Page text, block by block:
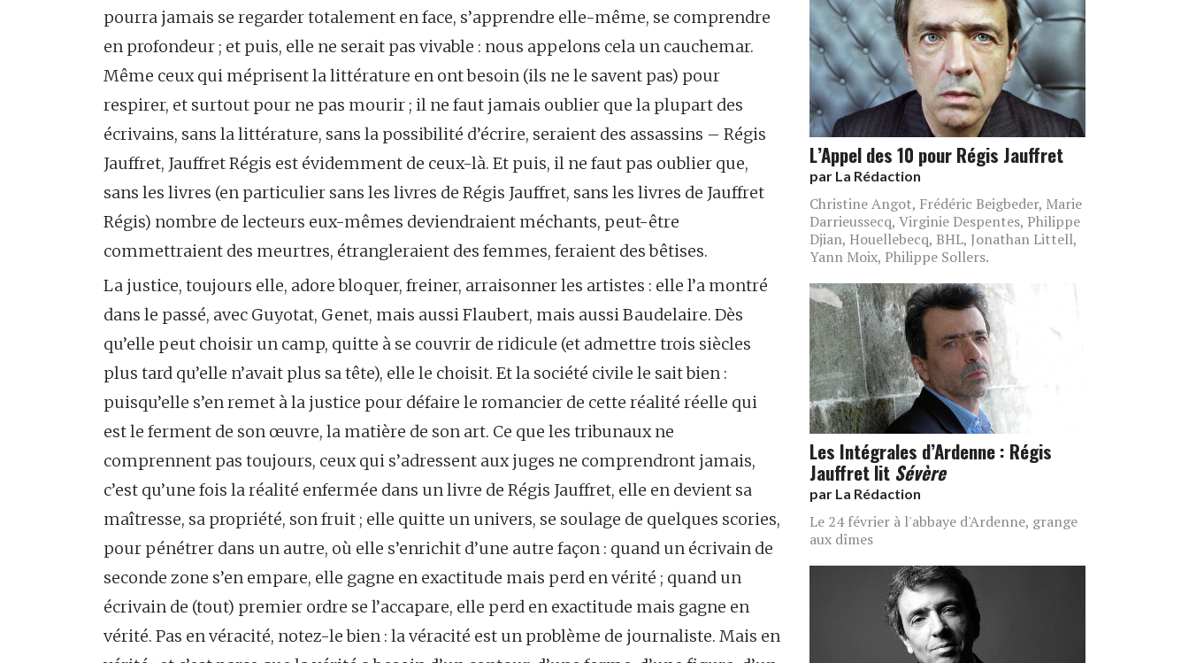
pourra jamais se regarder totalement en face, s’apprendre elle-même, se comprendre
en profondeur ; et puis, elle ne serait pas vivable : nous appelons cela un cauchemar.
Même ceux qui méprisent la littérature en ont besoin (ils ne le savent pas) pour
respirer, et surtout pour ne pas mourir ; il ne faut jamais oublier que la plupart des
écrivains, sans la littérature, sans la possibilité d’écrire, seraient des assassins – Régis
Jauffret, Jauffret Régis est évidemment de ceux-là. Et puis, il ne faut pas oublier que,
sans les livres (en particulier sans les livres de Régis Jauffret, sans les livres de Jauffret
Régis) nombre de lecteurs eux-mêmes deviendraient méchants, peut-être
commettraient des meurtres, étrangleraient des femmes, feraient des bêtises.
La justice, toujours elle, adore bloquer, freiner, arraisonner les artistes : elle l’a montré
dans le passé, avec Guyotat, Genet, mais aussi Flaubert, mais aussi Baudelaire. Dès
qu’elle peut choisir un camp, quitte à se couvrir de ridicule (et admettre trois siècles
plus tard qu’elle n’avait plus sa tête), elle le choisit. Et la société civile le sait bien :
puisqu’elle s’en remet à la justice pour défaire le romancier de cette réalité réelle qui
est le ferment de son œuvre, la matière de son art. Ce que les tribunaux ne
comprennent pas toujours, ceux qui s’adressent aux juges ne comprendront jamais,
c’est qu’une fois la réalité enfermée dans un livre de Régis Jauffret, elle en devient sa
maîtresse, sa propriété, son fruit ; elle quitte un univers, se soulage de quelques scories,
pour pénétrer dans un autre, où elle s’enrichit d’une autre façon : quand un écrivain de
seconde zone s’en empare, elle gagne en exactitude mais perd en vérité ; quand un
écrivain de (tout) premier ordre se l’accapare, elle perd en exactitude mais gagne en
vérité. Pas en véracité, notez-le bien : la véracité est un problème de journaliste. Mais en
L’Appel des 10 pour Régis Jauffret
par La Rédaction
Christine Angot, Frédéric Beigbeder, Marie
Darrieussecq, Virginie Despentes, Philippe
Djian, Houellebecq, BHL, Jonathan Littell,
Yann Moix, Philippe Sollers.
Les Intégrales d’Ardenne : Régis
Jauffret lit Sévère
par La Rédaction
Le 24 février à l'abbaye d'Ardenne, grange
aux dîmes